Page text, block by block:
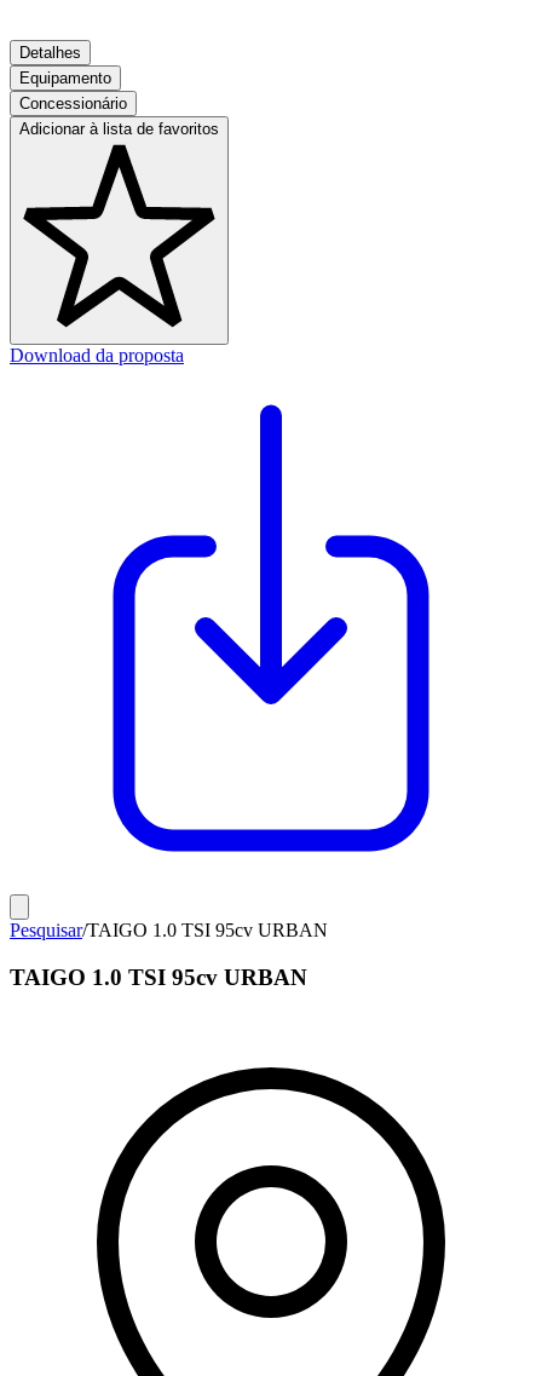
Detalhes
Equipamento
Concessionário
Adicionar à lista de favoritos
Download da proposta
Pesquisar/TAIGO 1.0 TSI 95cv URBAN
TAIGO 1.0 TSI 95cv URBAN